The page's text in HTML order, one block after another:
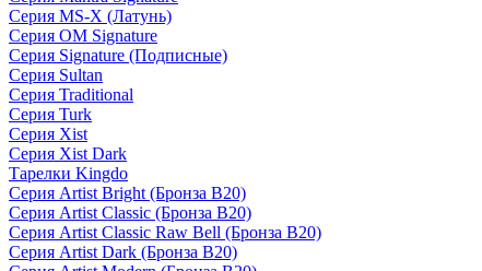
Серия MS-X (Латунь)
Серия OM Signature
Серия Signature (Подписные)
Серия Sultan
Серия Traditional
Серия Turk
Серия Xist
Серия Xist Dark
Тарелки Kingdo
Серия Artist Bright (Бронза B20)
Серия Artist Classic (Бронза B20)
Серия Artist Classic Raw Bell (Бронза B20)
Серия Artist Dark (Бронза B20)